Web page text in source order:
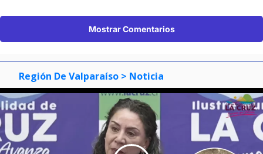
Mostrar Comentarios
Región De Valparaíso > Noticia